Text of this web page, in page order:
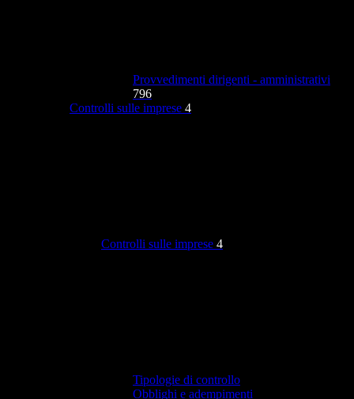
Provvedimenti dirigenti - amministrativi
796
Controlli sulle imprese 4
Controlli sulle imprese 4
Tipologie di controllo
Obblighi e adempimenti